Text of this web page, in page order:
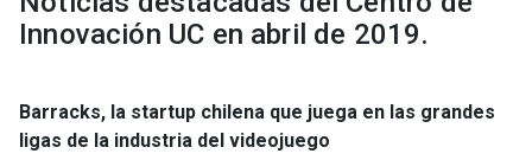
Innovación UC en abril de 2019.
Barracks, la startup chilena que juega en las grandes
ligas de la industria del videojuego